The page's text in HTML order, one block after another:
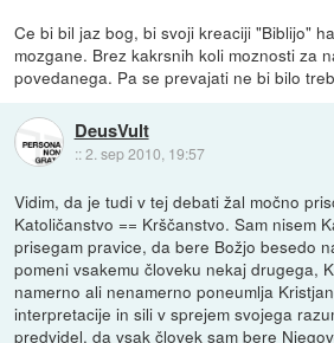
Ce bi bil jaz bog, bi svoji kreaciji "Biblijo"
mozgane. Brez kakrsnih koli moznosti za
povedanega. Pa se prevajati ne bi bilo
DeusVult
::2. sep 2010, 19:57
Vidim, da je tudi v tej debati žal močno
Katoličanstvo == Krščanstvo. Sam nisem
prisegam pravice, da bere Božjo besedo
pomeni vsakemu človeku nekaj drugega,
namerno ali nenamerno poneumlja
interpretacije in sili v sprejem svojega
predvidel, da vsak človek sam bere